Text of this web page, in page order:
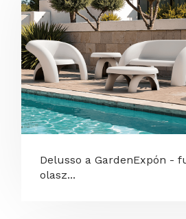
Delusso a GardenExpón -
olasz...